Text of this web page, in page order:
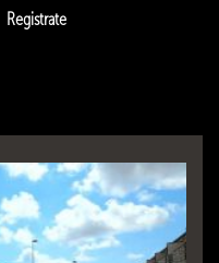
Registrate